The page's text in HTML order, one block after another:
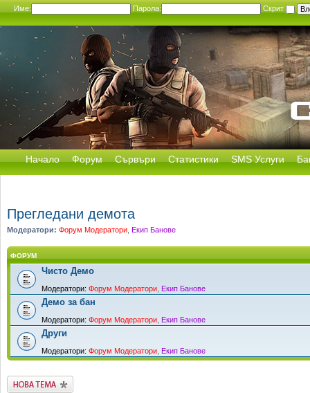
Име: Парола: Скрит
Начало Форум Сървъри Статистики SMS Услуги
Прегледани демота
Модератори: Форум Модератори Екип Банове
ФОРУМ
Чисто Демо
Модератори: Форум Модератори Екип Банове
Демо за бан
Модератори: Форум Модератори Екип Банове
Други
Модератори: Форум Модератори Екип Банове
Публикувай нова
тема